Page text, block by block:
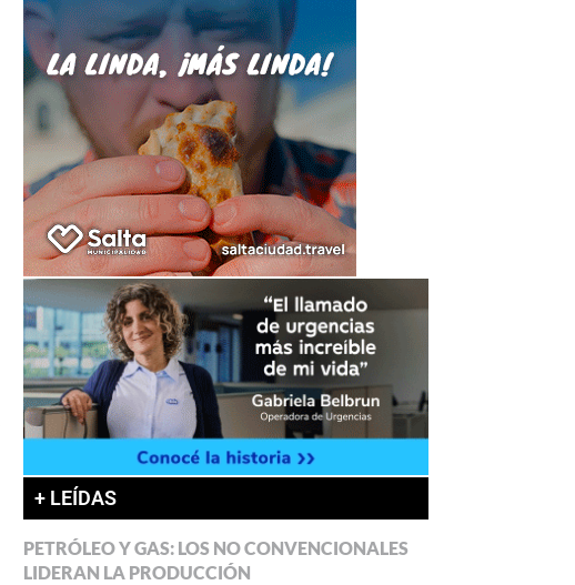
+ LEÍDAS
PETRÓLEO Y GAS: LOS NO CONVENCIONALES
LIDERAN LA PRODUCCIÓN